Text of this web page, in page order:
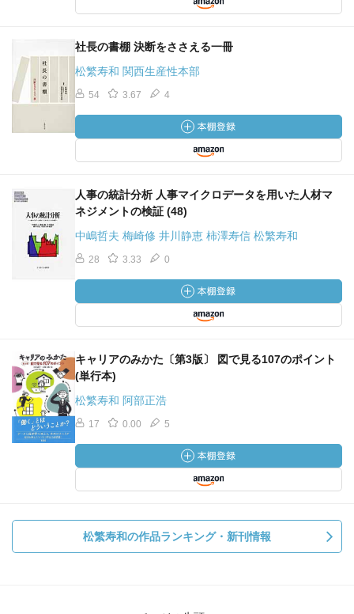
社長の書棚 決断をささえる一冊
松繁寿和 関西生産性本部
54 3.67 4
人事の統計分析 人事マイクロデータを用いた人材マ
ネジメントの検証 (48)
中嶋哲夫 梅崎修 井川静恵 柿澤寿信 松繁寿和
28 3.33 0
キャリアのみかた〔第3版〕 図で見る107のポイント
(単行本)
松繁寿和 阿部正浩
17 0.00 5
松繁寿和の作品ランキング・新刊情報